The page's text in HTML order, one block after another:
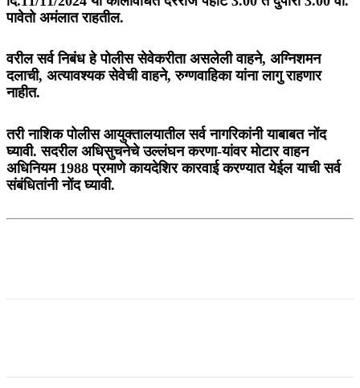
पावेतो अमंलात राहतील.
वरील सर्व निबंध हे पोलीस सेवेकरीता असलेली वाहने, अग्निशमन
दलाची, अत्यावश्यक सेवेची वाहने, रुग्णवाहिका यांना लागु राहणार
नाहीत.
तरी नाशिक पोलीस आयुक्तालयातील सर्व नागरिकांनी याबाबत नोंद
घ्यावी. सदरील अधिसुचनेचे उल्लंघन करणा-यांवर मोटार वाहन
अधिनियम 1988 प्रमाणे कायदेशिर कारवाई करण्यात येईल याची सर्व
संबंधितांनी नोंद घ्यावी.